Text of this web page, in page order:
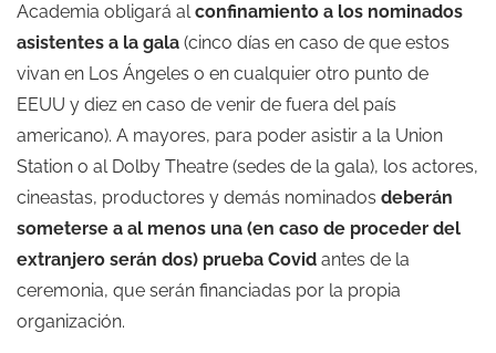
Academia obligará alconfinamiento a los nominados
asistentes a la gala (cinco días en caso de que estos
vivan en Los Ángeles o en cualquier otro punto de
EEUU y diez en caso de venir de fuera del país
americano). A mayores, para poder asistir a la Union
Station o al Dolby Theatre (sedes de la gala), los actores,
cineastas, productores y demás nominados deberán
someterse a al menos una (en caso de proceder del
extranjero serán dos) prueba Covid antes de la
ceremonia, que serán financiadas por la propia
organización.